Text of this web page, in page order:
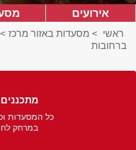
אירועים
ראשי > מסעדות באזור מרכז >
ברחובות
כל המסעדות
במרחק